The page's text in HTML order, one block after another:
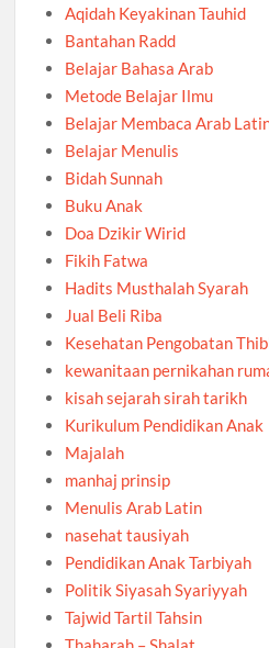
Aqidah Keyakinan Tauhid
Bantahan Radd
Belajar Bahasa Arab
Metode Belajar Ilmu
Belajar Membaca Arab
Belajar Menulis
Bidah Sunnah
Buku Anak
Doa Dzikir Wirid
Fikih Fatwa
Hadits Musthalah Syarah
Jual Beli Riba
Kesehatan Pengobatan
kewanitaan pernikahan
kisah sejarah sirah tarikh
Kurikulum Pendidikan Anak
Majalah
manhaj prinsip
Menulis Arab Latin
nasehat tausiyah
Pendidikan Anak Tarbiyah
Politik Siyasah Syariyyah
Tajwid Tartil Tahsin